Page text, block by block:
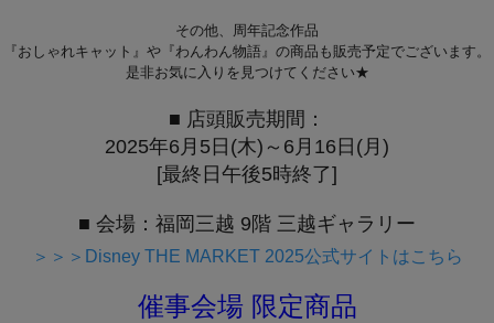
その他、周年記念作品
『おしゃれキャット』や『わんわん物語』の商品も販売予定でございます。
是非お気に入りを見つけてください★
■ 店頭販売期間：
2025年6月5日(木)～6月16日(月)
[最終日午後5時終了]
■ 会場：福岡三越 9階 三越ギャラリー
＞＞＞Disney THE MARKET 2025公式サイトはこちら
催事会場 限定商品